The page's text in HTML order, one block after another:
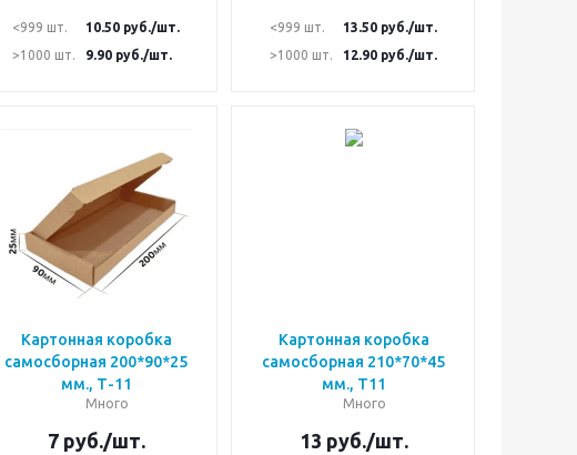
<999 шт. 10.50 руб./шт.
>1000 шт.
9.90 руб./шт.
<999 шт. 13.50 руб./шт.
>1000 шт.
12.90 руб./шт.
Картонная коробка
самосборная 200*90*25
мм., Т-11
Много
7руб./шт.
Картонная коробка
самосборная 210*70*45
мм., Т11
Много
13 руб./шт.